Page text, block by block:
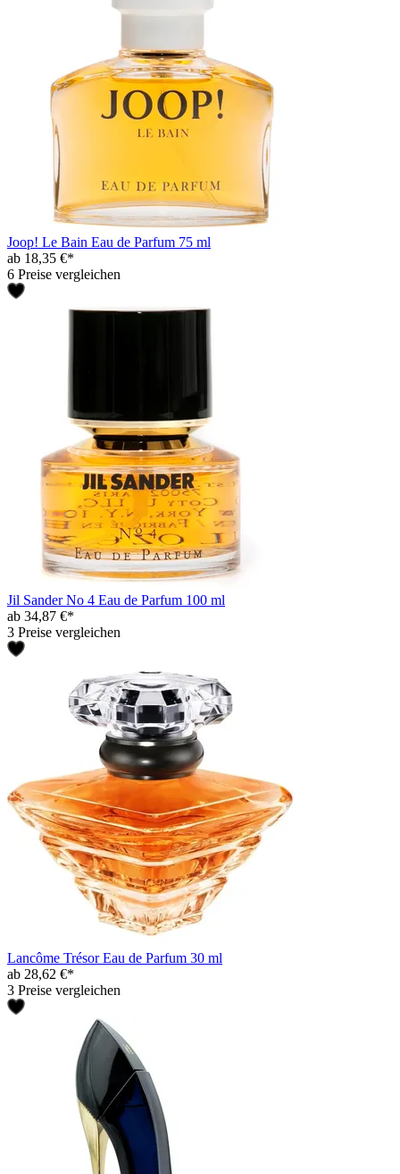
Joop! Le Bain Eau de Parfum 75 ml
ab 18,35 €*
6 Preise vergleichen
Jil Sander No 4 Eau de Parfum 100 ml
ab 34,87 €*
3 Preise vergleichen
Lancôme Trésor Eau de Parfum 30 ml
ab 28,62 €*
3 Preise vergleichen